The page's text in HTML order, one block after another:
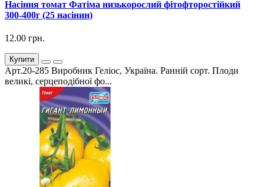
Насіння томат Фатіма низькорослий фітофторостійкий
300-400г (25 насінин)
12.00 грн.
Купити
Арт.20-285 Виробник Геліос, Україна. Ранній сорт. Плоди
великі, серцеподібної фо...